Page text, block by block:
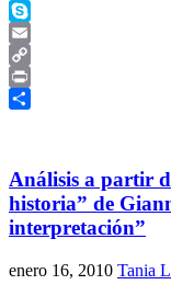
Telegram
Skype
Email
Copy
Link
Print
Análisis a partir
historia” de
interpretación”
enero 16, 2010 Tania